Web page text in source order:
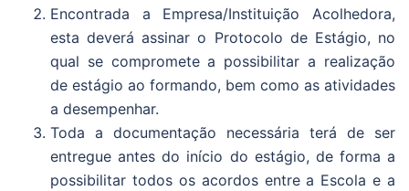
Encontrada a Empresa/Instituição Acolhedora,
esta deverá assinar o Protocolo de Estágio, no
qual se compromete a possibilitar a realização
de estágio ao formando, bem como as atividades
a desempenhar.
Toda a documentação necessária terá de ser
entregue antes do início do estágio, de forma a
possibilitar todos os acordos entre a Escola e a